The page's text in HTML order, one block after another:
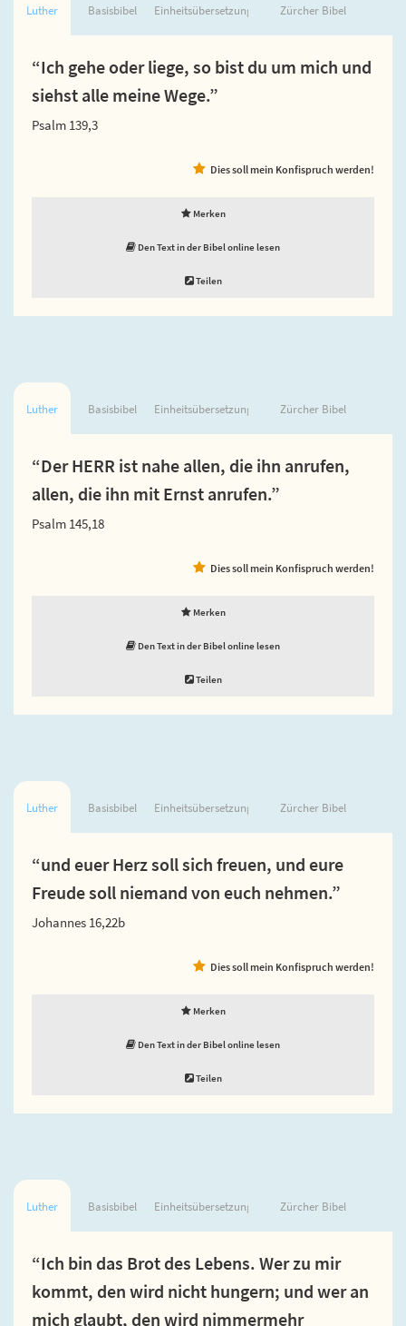
Luther Basisbibel Einheitsübersetzung Zürcher Bibel
“Ich gehe oder liege, so bist du um mich und
siehst alle meine Wege.”
Psalm 139,3
Dies soll mein Konfispruch werden!
Merken
Den Text in der Bibel online lesen
Teilen
Luther Basisbibel Einheitsübersetzung Zürcher Bibel
“Der HERR ist nahe allen, die ihn anrufen,
allen, die ihn mit Ernst anrufen.”
Psalm 145,18
Dies soll mein Konfispruch werden!
Merken
Den Text in der Bibel online lesen
Teilen
Luther Basisbibel Einheitsübersetzung Zürcher Bibel
“und euer Herz soll sich freuen, und eure
Freude soll niemand von euch nehmen.”
Johannes 16,22b
Dies soll mein Konfispruch werden!
Merken
Den Text in der Bibel online lesen
Teilen
Luther Basisbibel Einheitsübersetzung Zürcher Bibel
“Ich bin das Brot des Lebens. Wer zu mir
kommt, den wird nicht hungern; und wer an
mich glaubt, den wird nimmermehr